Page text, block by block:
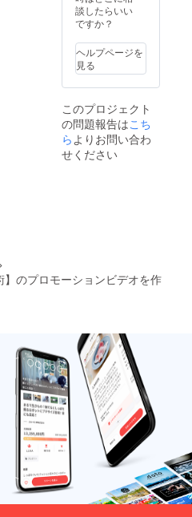
きれば
関東圏
のご応
募をお
待ちし
ており
い！と
いう方
とさせ
て頂き
ます。
※音声復
は、ご
存命中
の音声
データ
が必要
付させ
実際に
一緒に
撮影を
したた
め、で
きれば
関東圏
内の方
のご応
募をお
待ちし
ており
ます。
に出演
できる
共に、
制作
後、メ
イキン
を含め
た動画
をお渡
しいた
しま
た方に
は、 そ
ビデオ
の中に
メイン
として
の役割
を担っ
て頂く
と共
に、 弊
社ホー
ムペー
ジなど
でも実
際に声
談したらいい
ですか？
ヘルプページを
見る
このプロジェクト
の問題報告はこち
らよりお問い合わ
せください
】のプロモーションビデオを作